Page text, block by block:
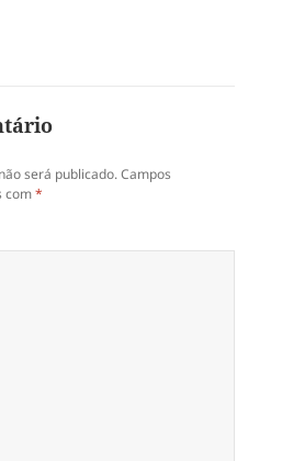
será publicado.Campos
com*